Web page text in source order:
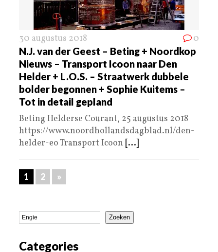
30 augustus 2018 0
N.J. van der Geest – Beting + Noordkop
Nieuws – Transport Icoon naar Den
Helder + L.O.S. – Straatwerk dubbele
bolder begonnen + Sophie Kuitems –
Tot in detail gepland
Beting Helderse Courant, 25 augustus 2018
https://www.noordhollandsdagblad.nl/den-
helder-eo Transport Icoon [...]
1 2 »
Zoeken
Categories